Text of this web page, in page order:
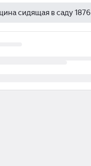
сидящая в саду 1876